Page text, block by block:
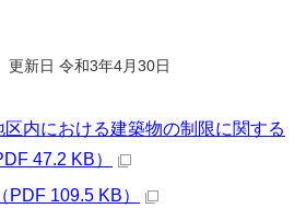
新日 令和3年4月30日
内における建築物の制限に関する
47.2 KB）
109.5 KB）